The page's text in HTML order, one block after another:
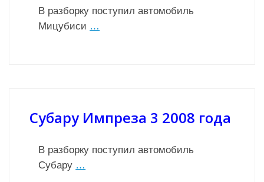
В разборку поступил автомобиль
Мицубиси …
Субару Импреза 3 2008 года
В разборку поступил автомобиль
Субару …